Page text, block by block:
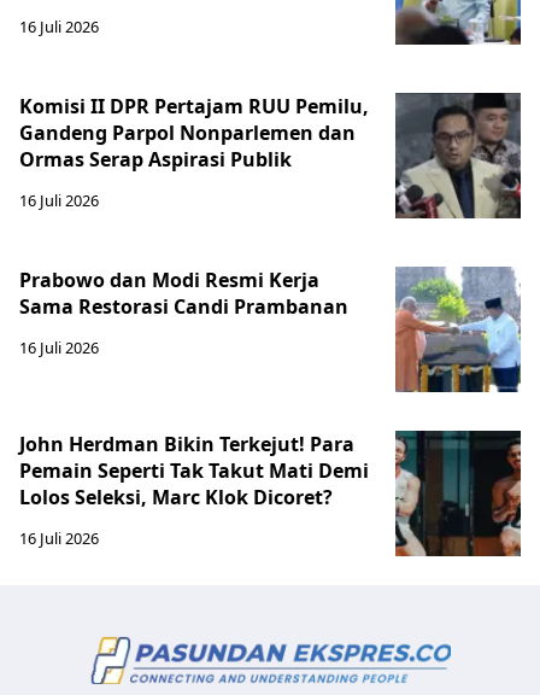
16 Juli 2026
Komisi II DPR Pertajam RUU Pemilu,
Gandeng Parpol Nonparlemen dan
Ormas Serap Aspirasi Publik
16 Juli 2026
Prabowo dan Modi Resmi Kerja
Sama Restorasi Candi Prambanan
16 Juli 2026
John Herdman Bikin Terkejut! Para
Pemain Seperti Tak Takut Mati Demi
Lolos Seleksi, Marc Klok Dicoret?
16 Juli 2026